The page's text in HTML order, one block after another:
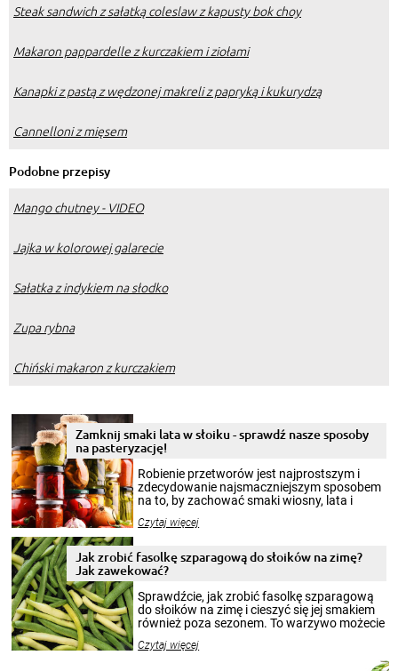
Steak sandwich z sałatką coleslaw z kapusty bok choy
Makaron pappardelle z kurczakiem i ziołami
Kanapki z pastą z wędzonej makreli z papryką i kukurydzą
Cannelloni z mięsem
Podobne przepisy
Mango chutney - VIDEO
Jajka w kolorowej galarecie
Sałatka z indykiem na słodko
Zupa rybna
Chiński makaron z kurczakiem
Zamknij smaki lata w słoiku - sprawdź nasze sposoby
na pasteryzację!
Robienie przetworów jest najprostszym i
zdecydowanie najsmaczniejszym sposobem
na to, by zachować smaki wiosny, lata i
krajobrazów, by cieszyć nimi oko w sezonie
pełni poczuć atmosferę cieplejszych
miesięcy. Przygotowanie słoików ze
patenty, które pozwolą zachować świeżość
przetworów.
Czytaj więcej
Jak zrobić fasolkę szparagową do słoików na zimę?
Jak zawekować?
Sprawdźcie, jak zrobić fasolkę szparagową
do słoików na zimę i cieszyć się jej smakiem
również poza sezonem. To warzywo możecie
nasze propozycje!
Czytaj więcej